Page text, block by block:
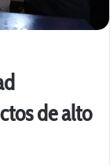
de alto